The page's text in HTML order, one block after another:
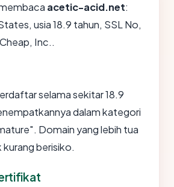
acetic-acid.net:
usia 18.9 tahun, SSL No,
Inc..
selama sekitar 18.9
dalam kategori
Domain yang lebih tua
berisiko.